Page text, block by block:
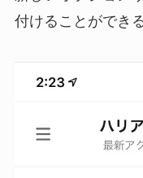
付けることができ